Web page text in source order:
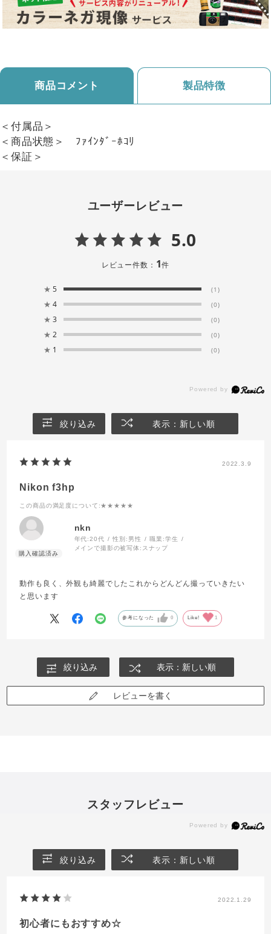
商品コメント 製品特徴
＜付属品＞
＜商品状態＞ ﾌｧｲﾝﾀﾞｰﾎｺﾘ
＜保証＞
ユーザーレビュー
5.0
レビュー件数： 1件
★ 5 (1)
★ 4 (0)
★ 3 (0)
★ 2 (0)
★ 1 (0)
絞り込み 表示：新しい順
2022.3.9
Nikon f3hp
この商品の満足度について :★★★★★
nkn
年代:20代 性別: 男性 職業:学生
メインで撮影の被写体: スナップ
動作も良く、外観も綺麗でしたこれからどんどん撮っていきたい
と思います
参考になった 0 Like! 1
絞り込み 表示：新しい順
レビューを書く
スタッフレビュー
絞り込み 表示：新しい順
2022.1.29
初心者にもおすすめ☆